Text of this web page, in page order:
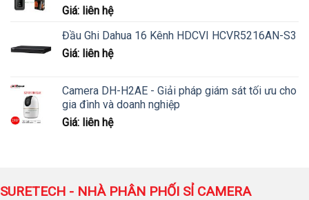
Giá: liên hệ
Đầu Ghi Dahua 16 Kênh HDCVI HCVR5216AN-S3
Giá: liên hệ
Camera DH-H2AE - Giải pháp giám sát tối ưu cho
gia đình và doanh nghiệp
Giá: liên hệ
SURETECH - NHÀ PHÂN PHỐI SỈ CAMERA